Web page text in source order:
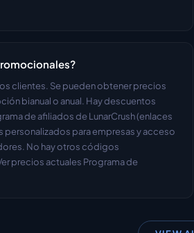
clientes. Se pueden obtener precios
bianual o anual. Hay descuentos
de afiliados de LunarCrush (enlaces
para empresas y acceso
No hay otros códigos
precios actuales Programa de